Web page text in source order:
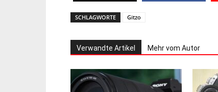
SCHLAGWORTE Gitzo
Verwandte Artikel Mehr vom Autor